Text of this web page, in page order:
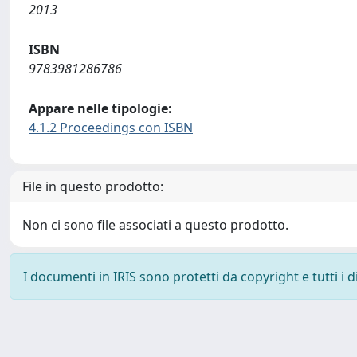
2013
ISBN
9783981286786
Appare nelle tipologie:
4.1.2 Proceedings con ISBN
File in questo prodotto:
Non ci sono file associati a questo prodotto.
I documenti in IRIS sono protetti da copyright e tutti i